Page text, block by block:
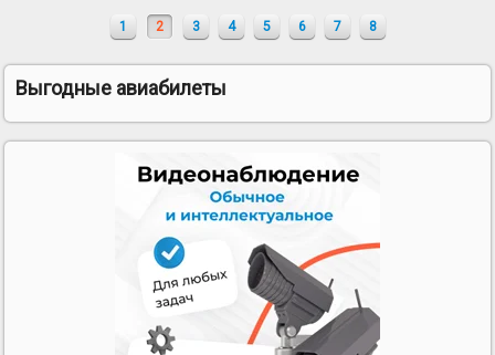
1 2 3 4 5 6 7 8
Выгодные авиабилеты